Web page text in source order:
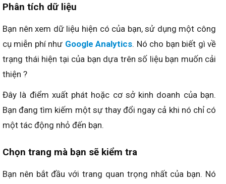
Phân tích dữ liệu
Bạn nên xem dữ liệu hiện có của bạn, sử dụng một công
cụ miễn phí như Google Analytics. Nó cho bạn biết gì về
trạng thái hiện tại của bạn dựa trên số liệu bạn muốn cải
thiện ?
Đây là điểm xuất phát hoặc cơ sở kinh doanh của bạn.
Bạn đang tìm kiếm một sự thay đổi ngay cả khi nó chỉ có
một tác động nhỏ đến bạn.
Chọn trang mà bạn sẽ kiểm tra
Bạn nên bắt đầu với trang quan trọng nhất của bạn. Nó